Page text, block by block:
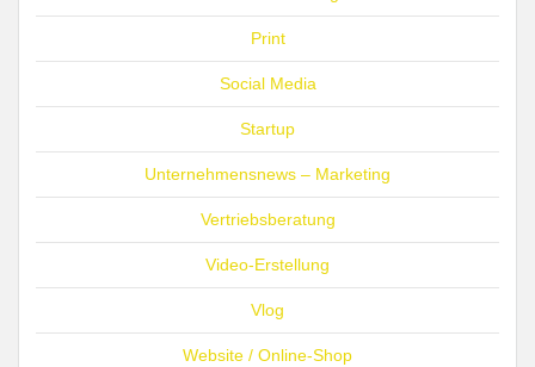
Print
Social Media
Startup
Unternehmensnews – Marketing
Vertriebsberatung
Video-Erstellung
Vlog
Website / Online-Shop